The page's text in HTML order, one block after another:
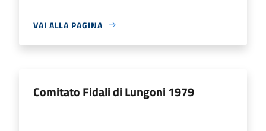
VAI ALLA PAGINA
Comitato Fidali di Lungoni 1979